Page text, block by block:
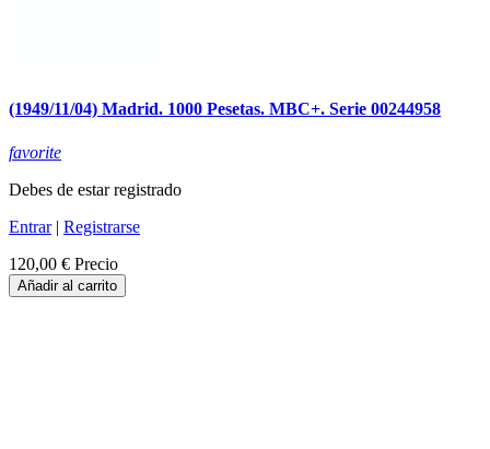
(1949/11/04) Madrid. 1000 Pesetas. MBC+. Serie 00244958
favorite
Debes de estar registrado
Entrar| Registrarse
120,00 € Precio
Añadir al carrito